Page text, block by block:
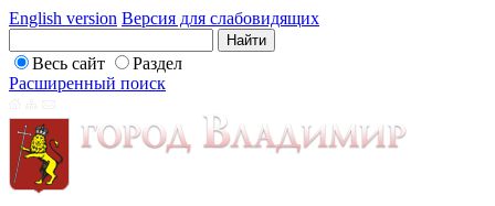
English version Версия для слабовидящих
Весь сайт
Раздел
Расширенный поиск